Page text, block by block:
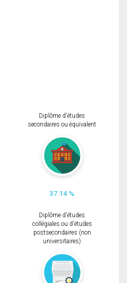
Diplôme d'études
secondaires ou équivalent
37.14 %
Diplôme d'études
collégiales ou d'études
postsecondaires (non
universitaires)